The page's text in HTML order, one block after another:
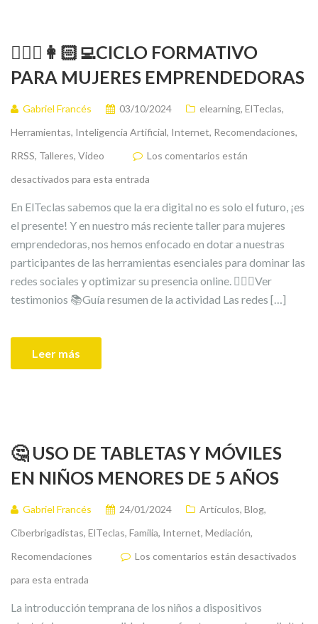
🙋🏻‍♀️👩🏻‍💻CICLO FORMATIVO
PARA MUJERES EMPRENDEDORAS
Gabriel Francés 03/10/2024 elearning, ElTeclas,
Herramientas, Inteligencia Artificial, Internet, Recomendaciones,
RRSS, Talleres, Video
Los comentarios están
desactivados para esta entrada
En ElTeclas sabemos que la era digital no es solo el futuro, ¡es
el presente! Y en nuestro más reciente taller para mujeres
emprendedoras, nos hemos enfocado en dotar a nuestras
participantes de las herramientas esenciales para dominar las
redes sociales y optimizar su presencia online. 💁🏻‍♀️Ver
testimonios 📚Guía resumen de la actividad Las redes […]
Leer más
🤔 USO DE TABLETAS Y MÓVILES
EN NIÑOS MENORES DE 5 AÑOS
Gabriel Francés 24/01/2024 Artículos, Blog,
Ciberbrigadistas, ElTeclas, Familia, Internet, Mediación,
Recomendaciones
Los comentarios están desactivados
para esta entrada
La introducción temprana de los niños a dispositivos